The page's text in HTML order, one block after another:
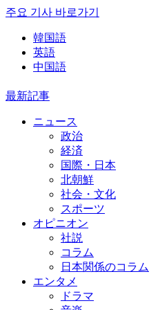
주요 기사 바로가기
韓国語
英語
中国語
最新記事
ニュース
政治
経済
国際・日本
北朝鮮
社会・文化
スポーツ
オピニオン
社説
コラム
日本関係のコラム
エンタメ
ドラマ